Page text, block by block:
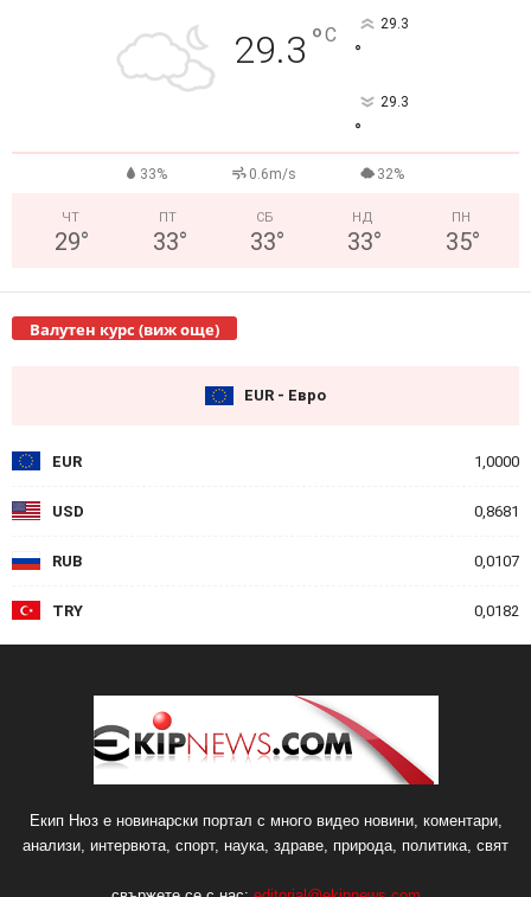
29.3 °C 29.3
°
29.3
°
33% 0.6m/s 32%
ЧТ
29°
ПТ
33°
СБ
33°
НД
33°
ПН
35°
Валутен курс (виж още)
EUR - Евро
EUR 1,0000
USD 0,8681
RUB 0,0107
TRY 0,0182
Екип Нюз е новинарски портал с много видео новини, коментари,
анализи, интервюта, спорт, наука, здраве, природа, политика, свят